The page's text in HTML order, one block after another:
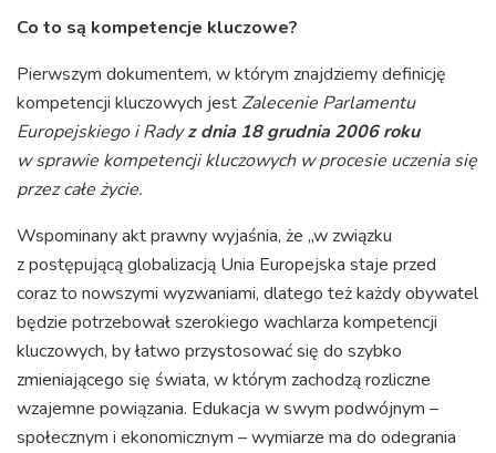
Co to są kompetencje kluczowe?
Pierwszym dokumentem, w którym znajdziemy definicję
kompetencji kluczowych jest Zalecenie Parlamentu
Europejskiego i Radyz dnia 18 grudnia 2006 roku
w sprawie kompetencji kluczowych w procesie uczenia się
przez całe życie.
Wspominany akt prawny wyjaśnia, że „w związku
z postępującą globalizacją Unia Europejska staje przed
coraz to nowszymi wyzwaniami, dlatego też każdy obywatel
będzie potrzebował szerokiego wachlarza kompetencji
kluczowych, by łatwo przystosować się do szybko
zmieniającego się świata, w którym zachodzą rozliczne
wzajemne powiązania. Edukacja w swym podwójnym –
społecznym i ekonomicznym – wymiarze ma do odegrania